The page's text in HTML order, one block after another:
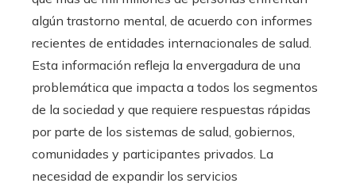
algún trastorno mental, de acuerdo con informes
recientes de entidades internacionales de salud.
Esta información refleja la envergadura de una
problemática que impacta a todos los segmentos
de la sociedad y que requiere respuestas rápidas
por parte de los sistemas de salud, gobiernos,
comunidades y participantes privados. La
necesidad de expandir los servicios